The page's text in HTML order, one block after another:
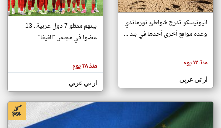
تغيير الدولة
اخبار جزر القمر على مدار الساعة
أهم اخبار جزر القمر العاجلة والمباشرة
هنا عن
وجهة
كاتبيها.
اليونيسكو تدرج شواطئ نورماندي
وعدة مواقع أخرى أحدها في بلد ...
منذ ١٣ يوم
ار تي عربي
بينهم ممثلو 7 دول عربية.. 13
عضوا في مجلس "الفيفا" ...
منذ ٢٨ يوم
ار تي عربي
klyoum.com